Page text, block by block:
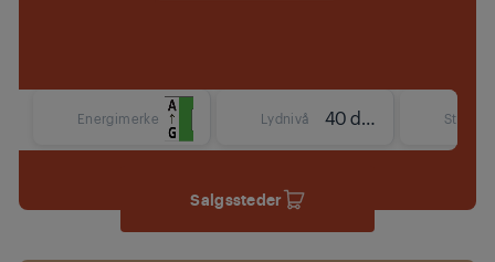
Energimerke Lydnivå 40 dBA
Salgssteder